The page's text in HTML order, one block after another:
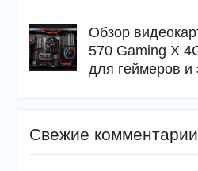
Обзор
570 Gaming X
для геймеров и
Свежие комментарии